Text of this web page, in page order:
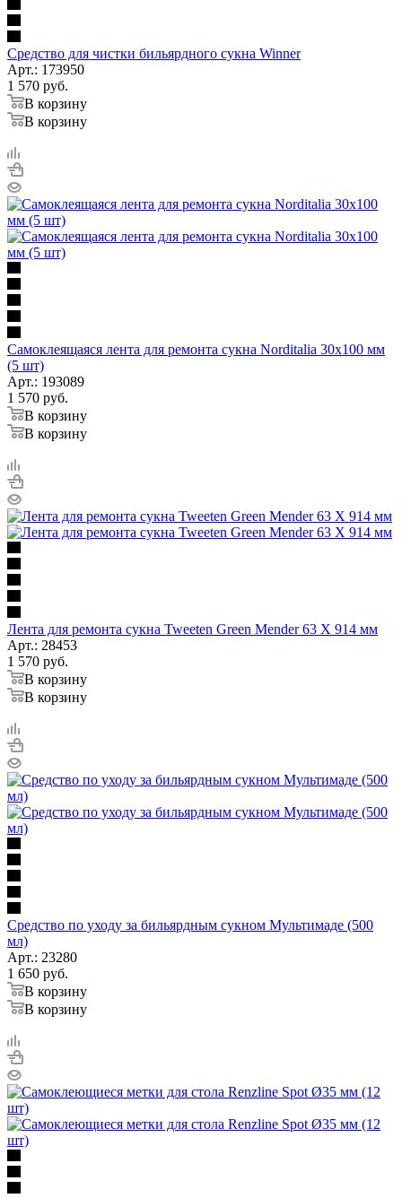
Средство для чистки бильярдного сукна Winner
Арт.: 173950
1 570 руб.
В корзину
В корзину
Самоклеящаяся лента для ремонта сукна Norditalia 30х100 мм
(5 шт)
Арт.: 193089
1 570 руб.
В корзину
В корзину
Лента для ремонта сукна Tweeten Green Mender 63 Х 914 мм
Арт.: 28453
1 570 руб.
В корзину
В корзину
Средство по уходу за бильярдным сукном Мультимаде (500
мл)
Арт.: 23280
1 650 руб.
В корзину
В корзину